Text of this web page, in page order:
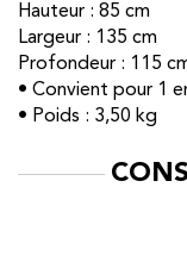
Hauteur : 85 cm
Largeur : 135 cm
Profondeur : 115
• Convient pour 1
• Poids : 3,50 kg